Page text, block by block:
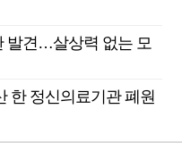
발견…살상력 없는 모
한 정신의료기관 폐원